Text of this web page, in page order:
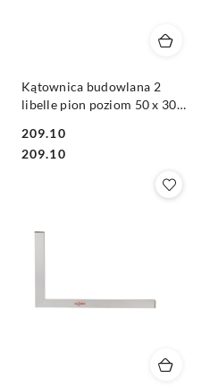
Kątownica budowlana 2
libelle pion poziom 50 x 30
Cena:
209.10
Cena:
209.10